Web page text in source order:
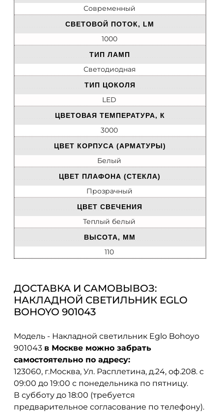
Современный
СВЕТОВОЙ ПОТОК, LM
1000
ТИП ЛАМП
Светодиодная
ТИП ЦОКОЛЯ
LED
ЦВЕТОВАЯ ТЕМПЕРАТУРА, К
3000
ЦВЕТ КОРПУСА (АРМАТУРЫ)
Белый
ЦВЕТ ПЛАФОНА (СТЕКЛА)
Прозрачный
ЦВЕТ СВЕЧЕНИЯ
Теплый белый
ВЫСОТА, ММ
110
ДОСТАВКА И САМОВЫВОЗ:
НАКЛАДНОЙ СВЕТИЛЬНИК EGLO
BOHOYO 901043
Модель - Накладной светильник Eglo Bohoyo
901043 в Москве можно забрать
самостоятельно по адресу:
123060, г.Москва, Ул. Расплетина, д.24, оф.208. с
09:00 до 19:00 с понедельника по пятницу.
В субботу до 18:00 (требуется
предварительное согласование по телефону).